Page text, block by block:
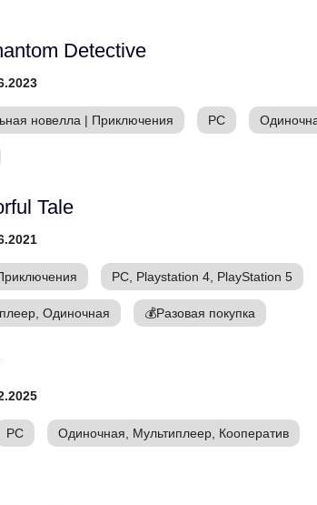
Detective
новелла | Приключения PC
Tale
PC, Playstation 4, PlayStation 5
Одиночная 💰Разовая покупка
PC Одиночная, Мультиплеер, Кооператив